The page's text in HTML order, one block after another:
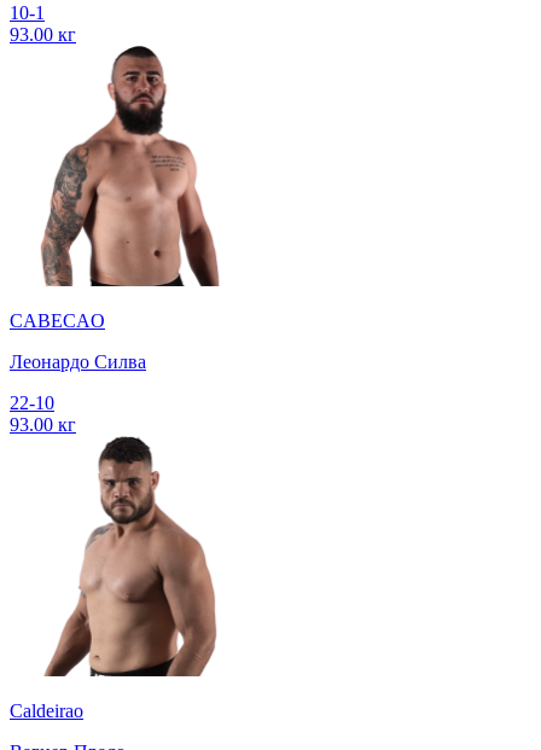
10-1
93.00 кг
CABECAO
Леонардо Силва
22-10
93.00 кг
Caldeirao